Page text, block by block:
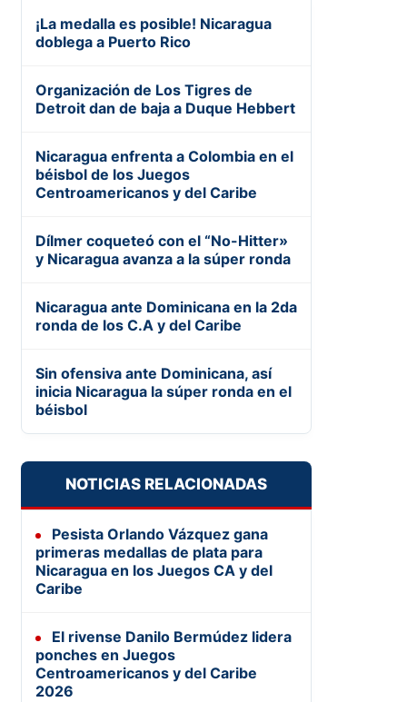
¡La medalla es posible! Nicaragua
doblega a Puerto Rico
Organización de Los Tigres de
Detroit dan de baja a Duque Hebbert
Nicaragua enfrenta a Colombia en el
béisbol de los Juegos
Centroamericanos y del Caribe
Dílmer coqueteó con el “No-Hitter»
y Nicaragua avanza a la súper ronda
Nicaragua ante Dominicana en la 2da
ronda de los C.A y del Caribe
Sin ofensiva ante Dominicana, así
inicia Nicaragua la súper ronda en el
béisbol
NOTICIAS RELACIONADAS
Pesista Orlando Vázquez gana
primeras medallas de plata para
Nicaragua en los Juegos CA y del
Caribe
El rivense Danilo Bermúdez lidera
ponches en Juegos
Centroamericanos y del Caribe
2026